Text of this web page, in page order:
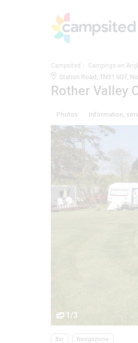
Campsited Campings en
Station Road, TN31 6QT,
Rother Valley
Photos Information,
1/3
Bar Navigazione